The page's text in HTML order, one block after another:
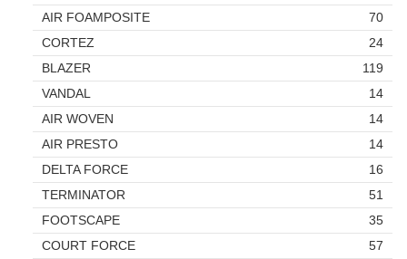
AIR FOAMPOSITE
70
CORTEZ
24
BLAZER
119
VANDAL
14
AIR WOVEN
14
AIR PRESTO
14
DELTA FORCE
16
TERMINATOR
51
FOOTSCAPE
35
COURT FORCE
57